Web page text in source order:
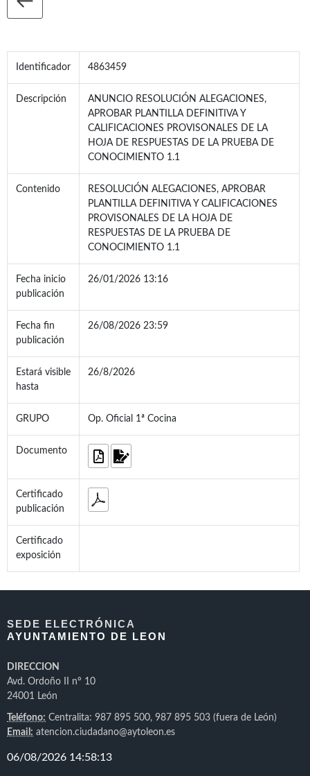
Identificador 4863459
Descripción
ANUNCIO RESOLUCIÓN ALEGACIONES,
APROBAR PLANTILLA DEFINITIVA Y
CALIFICACIONES PROVISONALES DE LA
HOJA DE RESPUESTAS DE LA PRUEBA DE
CONOCIMIENTO 1.1
Contenido
RESOLUCIÓN ALEGACIONES, APROBAR
PLANTILLA DEFINITIVA Y CALIFICACIONES
PROVISONALES DE LA HOJA DE
RESPUESTAS DE LA PRUEBA DE
CONOCIMIENTO 1.1
Fecha inicio
publicación
26/01/2026 13:16
Fecha fin
publicación
26/08/2026 23:59
Estará visible
hasta
26/8/2026
GRUPO Op. Oficial 1ª Cocina
Documento
Certificado
publicación
Certificado
exposición
SEDE ELECTRÓNICA
AYUNTAMIENTO DE LEON
DIRECCION
Avd. Ordoño II nº 10
24001 León
Teléfono: Centralita: 987 895 500, 987 895 503 (fuera de León)
Email: atencion.ciudadano@aytoleon.es